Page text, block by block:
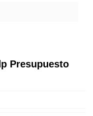
Presupuesto